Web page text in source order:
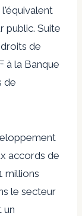
l'équivalent
public. Suite
de
à la Banque
de
accords de
millions
le secteur
un